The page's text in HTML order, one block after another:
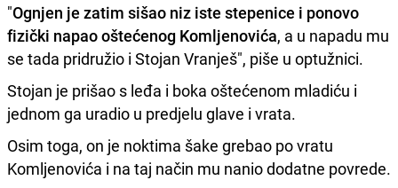
"Ognjen je zatim sišao niz iste stepenice i ponovo
fizički napao oštećenog Komljenovića, a u napadu mu
se tada pridružio i Stojan Vranješ", piše u optužnici.
Stojan je prišao s leđa i boka oštećenom mladiću i
jednom ga uradio u predjelu glave i vrata.
Osim toga, on je noktima šake grebao po vratu
Komljenovića i na taj način mu nanio dodatne povrede.